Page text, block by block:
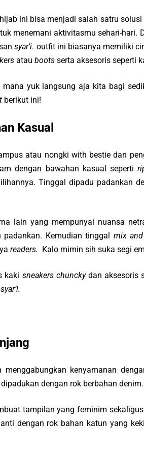
ini bisa menjadi salah satru
menemani aktivitasmu sehari-hari.
syar’i. outfit ini biasanya memiliki
atauboots serta aksesoris seperti
yuk langsung aja kita bagi
berikut ini!
Kasual
atau nongki with bestie dan
dengan bawahan kasual seperti
Tinggal dipadu padankan
lain yang mempunyai nuansa
Kemudian tinggal mix
readers. Kalo mimin sih suka segi
kaki sneakers chunckydan aksesoris
syar’i.
kenyamanan
dengan rok berbahan denim.
tampilan yang feminim
dengan rok bahan katun yang